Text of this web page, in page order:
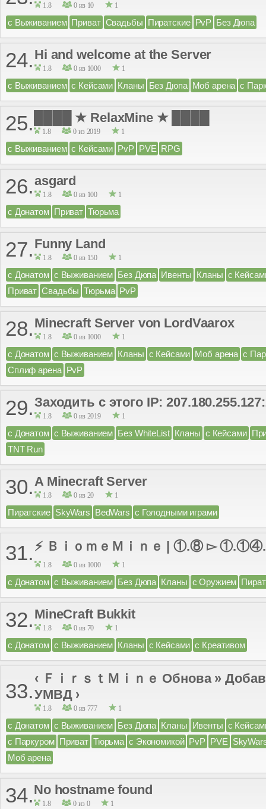
1.8 0 из 10 1
с Выживанием Приват Свадьбы Пиратские PvP Без Дюпа
24. Hi and welcome at the Server
1.8 0 из 1000 1
с Выживанием с Кейсами Кланы Без Дюпа Моб арена с
25. ████ ★ RelaxMine ★ ████
1.8 0 из 2019 1
с Выживанием с Кейсами PvP PVE RPG
26.asgard
1.8 0 из 100 1
с Донатом Приват Тюрьма
27. Funny Land
1.8 0 из 150 1
с Донатом с Выживанием Без Дюпа Ивенты Кланы с
Приват Свадьбы Тюрьма PvP
28. Minecraft Server von LordVaarox
1.8 0 из 1000 1
с Донатом с Выживанием Кланы с Кейсами Моб арена с
Сплиф арена PvP
29.Заходить с этого IP:
1.8 0 из 2019 1
с Донатом с Выживанием Без WhiteList Кланы с Кейсами
TNT Run
30.A Minecraft Server
1.8 0 из 20 1
Пиратские SkyWars BedWars с Голодными играми
31. ⚡ ＢｉｏｍｅＭｉｎｅ | ①.⑧ ▻
1.8 0 из 1000 1
с Донатом с Выживанием Без Дюпа Кланы с Оружием
32. MineCraft Bukkit
1.8 0 из 70 1
с Донатом с Выживанием Кланы с Кейсами с Креативом
33.
‹ ＦｉｒｓｔＭｉｎｅ Обнова »
УМВД ›
1.8 0 из 777 1
с Донатом с Выживанием Без Дюпа Кланы Ивенты с
с Паркуром Приват Тюрьма с Экономикой PvP PVE
Моб арена
34.No hostname found
1.8 0 из 0 1